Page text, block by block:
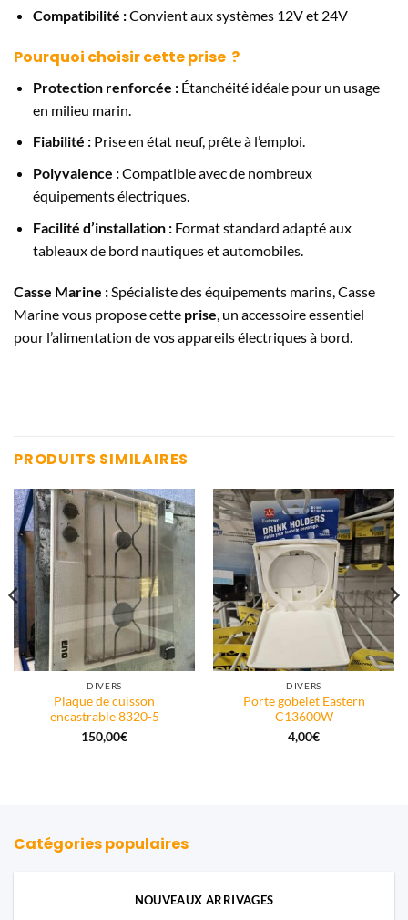
Compatibilité :Convient aux systèmes 12V et 24V
Pourquoi choisir cette prise ?
Protection renforcée :Étanchéité idéale pour un usage
en milieu marin.
Fiabilité :Prise en état neuf, prête à l’emploi.
Polyvalence :Compatible avec de nombreux
équipements électriques.
Facilité d’installation :Format standard adapté aux
tableaux de bord nautiques et automobiles.
Casse Marine :Spécialiste des équipements marins, Casse
Marine vous propose cette prise, un accessoire essentiel
pour l’alimentation de vos appareils électriques à bord.
PRODUITS SIMILAIRES
DIVERS
Plaque de cuisson
encastrable 8320-5
150,00€
DIVERS
Porte gobelet Eastern
C13600W
4,00€
Catégories populaires
NOUVEAUX ARRIVAGES